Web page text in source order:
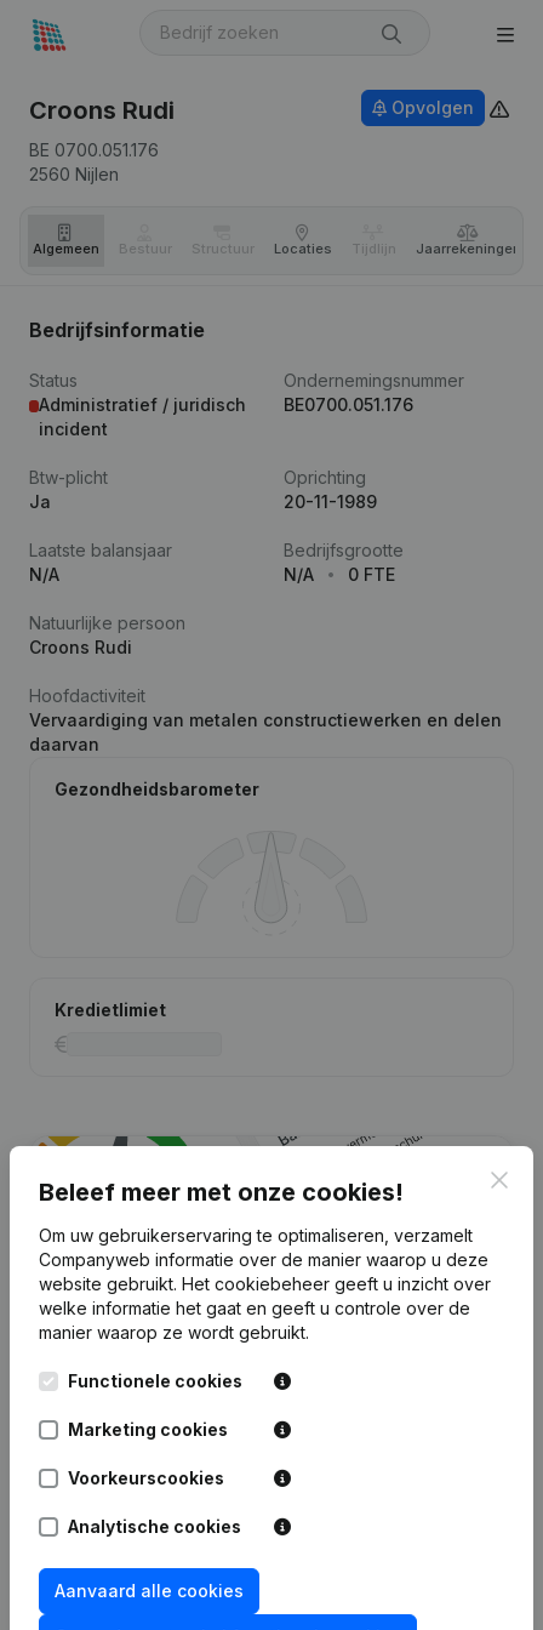
Croons Rudi
BE 0700.051.176
2560 Nijlen
Opvolgen
Algemeen Bestuur Structuur Locaties Tijdlijn Jaar­rekeningen
Bedrijfsinformatie
Status
Administratief / juridisch
incident
Ondernemingsnummer
BE0700.051.176
Btw-plicht
Ja
Oprichting
20-11-1989
Laatste balansjaar
N/A
Bedrijfsgrootte
N/A
0 FTE
Natuurlijke persoon
Croons Rudi
Hoofdactiviteit
Vervaardiging van metalen constructiewerken en delen
daarvan
Gezondheidsbarometer
Kredietlimiet
Zoek je meer informatie over dit
Krijg updates van belangrijke ontwikkelingen
Probeer gratis Meer ontdekken
Beleef meer met onze cookies!
Om uw gebruikerservaring te optimaliseren, verzamelt
Companyweb informatie over de manier waarop u deze
website gebruikt. Het cookiebeheer geeft u inzicht over
welke informatie het gaat en geeft u controle over de
manier waarop ze wordt gebruikt.
Functionele cookies
Marketing cookies
Voorkeurscookies
Analytische cookies
Aanvaard alle cookies